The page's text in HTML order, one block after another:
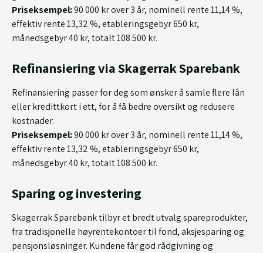
Priseksempel:90 000 kr over 3 år, nominell rente 11,14 %,
effektiv rente 13,32 %, etableringsgebyr 650 kr,
månedsgebyr 40 kr, totalt 108 500 kr.
Refinansiering via Skagerrak Sparebank
Refinansiering passer for deg som ønsker å samle flere lån
eller kredittkort i ett, for å få bedre oversikt og redusere
kostnader.
Priseksempel:90 000 kr over 3 år, nominell rente 11,14 %,
effektiv rente 13,32 %, etableringsgebyr 650 kr,
månedsgebyr 40 kr, totalt 108 500 kr.
Sparing og investering
Skagerrak Sparebank tilbyr et bredt utvalg spareprodukter,
fra tradisjonelle høyrentekontoer til fond, aksjesparing og
pensjonsløsninger. Kundene får god rådgivning og